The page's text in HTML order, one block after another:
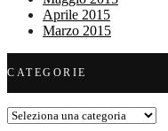
Aprile 2015
Marzo 2015
CATEGORIE
Categorie